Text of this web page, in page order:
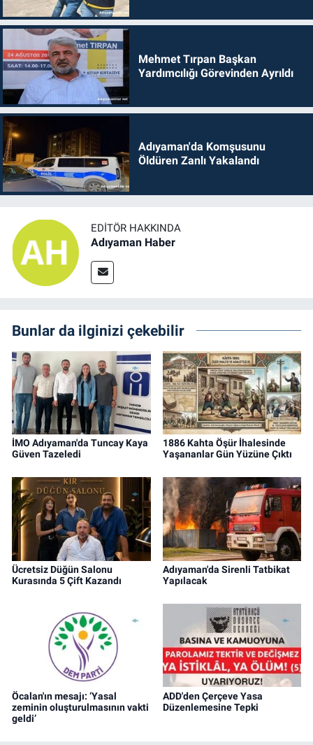
Mehmet Tırpan Başkan
Yardımcılığı Görevinden Ayrıldı
Adıyaman'da Komşusunu
Öldüren Zanlı Yakalandı
EDITÖR HAKKINDA
Adıyaman Haber
Bunlar da ilginizi çekebilir
İMO Adıyaman'da Tuncay Kaya
Güven Tazeledi
1886 Kahta Öşür İhalesinde
Yaşananlar Gün Yüzüne Çıktı
Ücretsiz Düğün Salonu
Kurasında 5 Çift Kazandı
Adıyaman'da Sirenli Tatbikat
Yapılacak
Öcalan'ın mesajı: ‘Yasal
zeminin oluşturulmasının vakti
geldi’
ADD'den Çerçeve Yasa
Düzenlemesine Tepki